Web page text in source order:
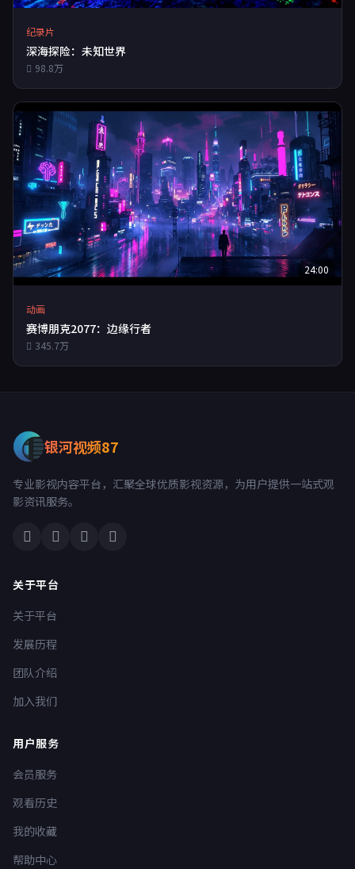
纪录片
深海探险：未知世界
98.8万
24:00
动画
赛博朋克2077：边缘行者
345.7万
银河视频87
专业影视内容平台，汇聚全球优质影视资源，为用户提供一站式观
影资讯服务。
关于平台
关于平台
发展历程
团队介绍
加入我们
用户服务
会员服务
观看历史
我的收藏
帮助中心